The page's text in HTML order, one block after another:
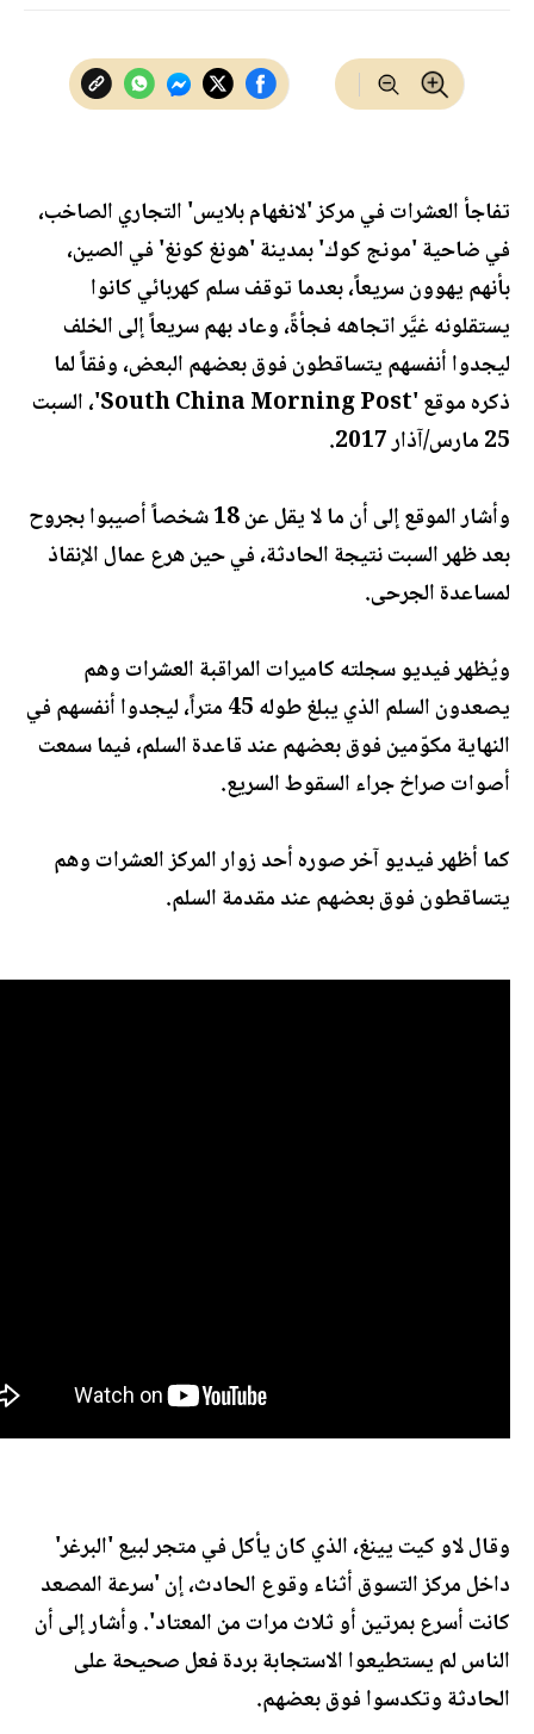
تفاجأ العشرات في مركز 'لانغهام بلايس' التجاري الصاخب،
في ضاحية 'مونج كوك' بمدينة 'هونغ كونغ' في الصين،
بأنهم يهوون سريعاً، بعدما توقف سلم كهربائي كانوا
يستقلونه غيَّر اتجاهه فجأةً، وعاد بهم سريعاً إلى الخلف
ليجدوا أنفسهم يتساقطون فوق بعضهم البعض، وفقاً لما
ذكره موقع 'South China Morning Post'، السبت
25 مارس/آذار 2017.
وأشار الموقع إلى أن ما لا يقل عن 18 شخصاً أصيبوا بجروح
بعد ظهر السبت نتيجة الحادثة، في حين هرع عمال الإنقاذ
لمساعدة الجرحى.
ويُظهر فيديو سجلته كاميرات المراقبة العشرات وهم
يصعدون السلم الذي يبلغ طوله 45 متراً، ليجدوا أنفسهم في
النهاية مكوّمين فوق بعضهم عند قاعدة السلم، فيما سمعت
أصوات صراخ جراء السقوط السريع.
كما أظهر فيديو آخر صوره أحد زوار المركز العشرات وهم
يتساقطون فوق بعضهم عند مقدمة السلم.
وقال لاو كيت يينغ، الذي كان يأكل في متجر لبيع 'البرغر'
داخل مركز التسوق أثناء وقوع الحادث، إن 'سرعة المصعد
كانت أسرع بمرتين أو ثلاث مرات من المعتاد'. وأشار إلى أن
الناس لم يستطيعوا الاستجابة بردة فعل صحيحة على
الحادثة وتكدسوا فوق بعضهم.